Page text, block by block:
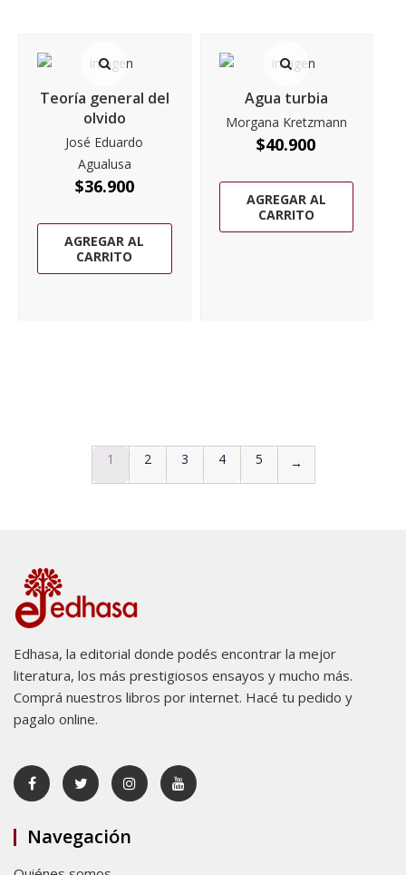
Teoría general del
olvido
José Eduardo
Agualusa
$36.900
AGREGAR AL
CARRITO
Agua turbia
Morgana Kretzmann
$40.900
AGREGAR AL
CARRITO
1 2 3 4 5 →
Edhasa, la editorial donde podés encontrar la mejor
literatura, los más prestigiosos ensayos y mucho más.
Comprá nuestros libros por internet. Hacé tu pedido y
pagalo online.
Navegación